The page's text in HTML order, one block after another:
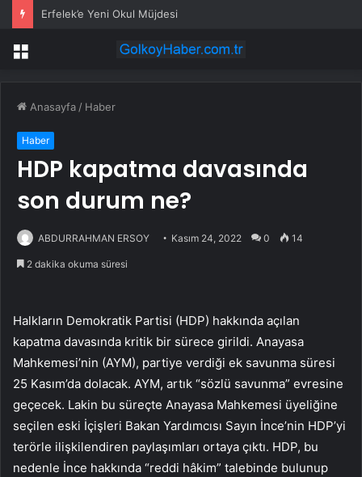
Erfelek’e Yeni Okul Müjdesi
Menü
Anasayfa / Haber
Haber
HDP kapatma davasında
son durum ne?
ABDURRAHMAN ERSOY Kasım 24, 2022 0 14
2 dakika okuma süresi
Halkların Demokratik Partisi (HDP) hakkında açılan
kapatma davasında kritik bir sürece girildi. Anayasa
Mahkemesi’nin (AYM), partiye verdiği ek savunma süresi
25 Kasım’da dolacak. AYM, artık “sözlü savunma” evresine
geçecek. Lakin bu süreçte Anayasa Mahkemesi üyeliğine
seçilen eski İçişleri Bakan Yardımcısı Sayın İnce’nin HDP’yi
terörle ilişkilendiren paylaşımları ortaya çıktı. HDP, bu
nedenle İnce hakkında “reddi hâkim” talebinde bulunup